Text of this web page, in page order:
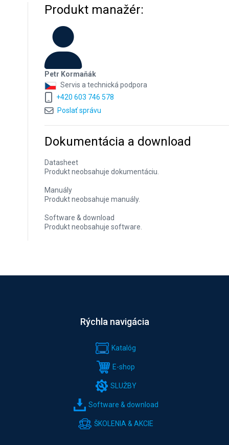
Produkt manažér:
Petr Kormaňák
Servis a technická podpora
+420 603 746 578
Poslať správu
Dokumentácia a download
Datasheet
Produkt neobsahuje dokumentáciu.
Manuály
Produkt neobsahuje manuály.
Software & download
Produkt neobsahuje software.
Rýchla navigácia
Katalóg
E-shop
SLUŽBY
Software & download
ŠKOLENIA & AKCIE